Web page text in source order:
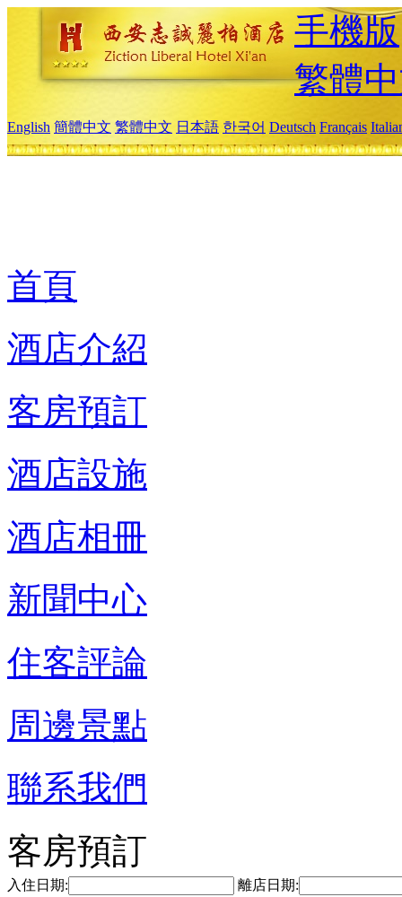
手機版
繁體
English 簡體中文 繁體中文 日本語 한국어 Deutsch Français
首頁
酒店介紹
客房預訂
酒店設施
酒店相冊
新聞中心
住客評論
周邊景點
聯系我們
客房預訂
入住日期: 離店日期: